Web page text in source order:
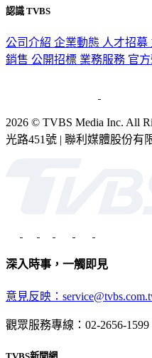
認識 TVBS
公司介紹 企業動態 人才招募
銷售 公開招標 業務服務 官
2026 © TVBS Media Inc. All
光路451號 | 聯利媒體股份有
深入時事，一觸即見
意見反映：
觀眾服務專線：02-2656-1599